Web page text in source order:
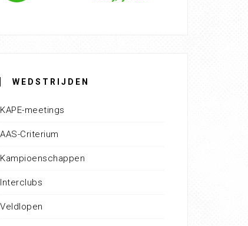
WEDSTRIJDEN
KAPE-meetings
AAS-Criterium
Kampioenschappen
Interclubs
Veldlopen